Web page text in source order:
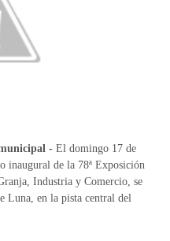
- El domingo 17 de
inaugural de la 78ª Exposición
Industria y Comercio, se
Luna, en la pista central del